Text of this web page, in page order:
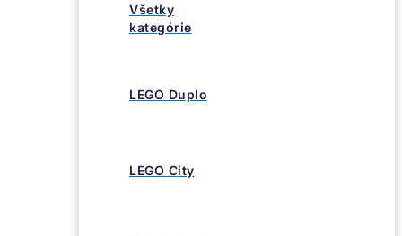
Všetky
kategórie
LEGO Duplo
LEGO City